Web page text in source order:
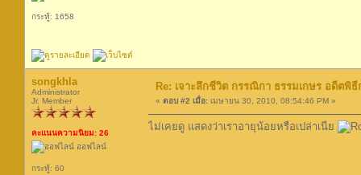
กระทู้: 1658
songkhla
Administrator
Jr. Member
คะแนนความนิยม: 26
ออฟไลน์
กระทู้: 60
Re: เจาะลึกชีวิต กรรณิกา ธรรมเกษร อดีตพิธี
« ตอบ #2 เมื่อ: เมษายน 30, 2010, 08:54:46 PM »
ไม่เคยดู แสดงว่าเราอายุน้อยหรือเปล่าเนี่ย